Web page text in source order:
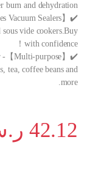
burn and dehydration.
vide cookers.Buy
with confidence！
tea, coffee beans and
more.
42.12